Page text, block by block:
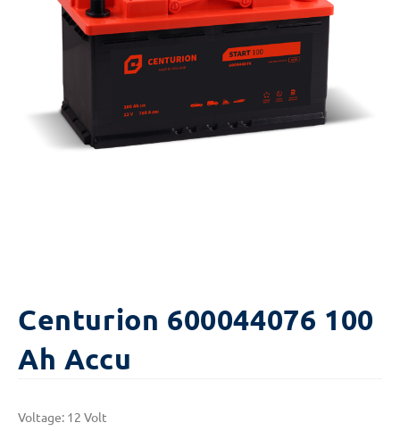
Centurion 600044076 100
Ah Accu
Voltage: 12 Volt